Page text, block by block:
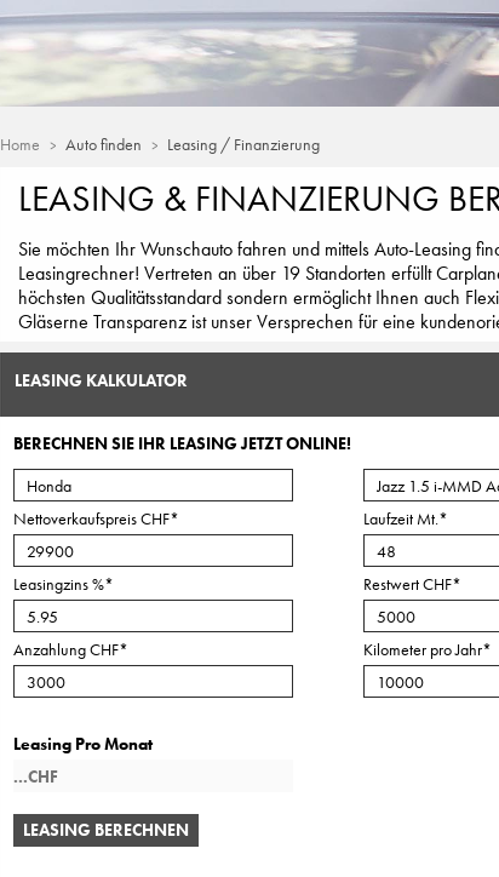
Home Auto finden Leasing / Finanzierung
LEASING & FINANZIERUNG
Sie möchten Ihr Wunschauto fahren und mittels Auto-Leasing
Leasingrechner! Vertreten an über 19 Standorten erfüllt
höchsten Qualitätsstandard sondern ermöglicht Ihnen auch
Gläserne Transparenz ist unser Versprechen für eine
LEASING KALKULATOR
BERECHNEN SIE IHR LEASING JETZT ONLINE!
Nettoverkaufspreis CHF* Laufzeit Mt.*
Leasingzins %* Restwert CHF*
Anzahlung CHF* Kilometer pro Jahr*
Leasing Pro Monat
LEASING BERECHNEN